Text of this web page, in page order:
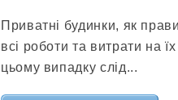
Приватні будинки, як
всі роботи та витрати на
цьому випадку слід...